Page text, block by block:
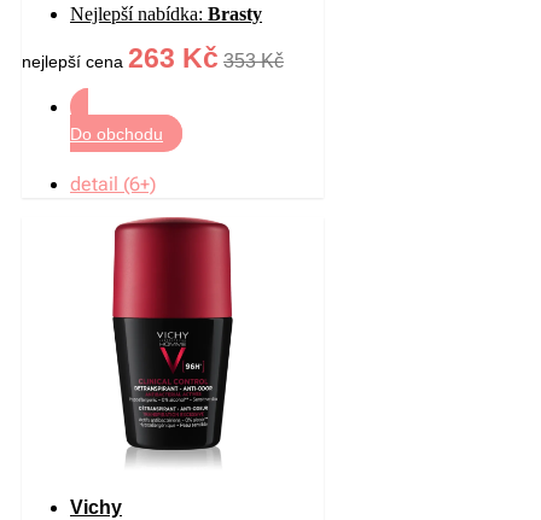
Nejlepší nabídka: Brasty
nejlepší cena 263 Kč 353 Kč
Do obchodu
detail (6+)
Vichy